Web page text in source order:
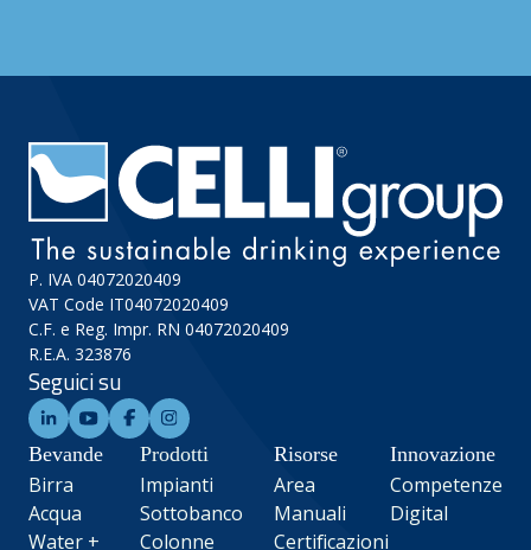
P. IVA 04072020409
VAT Code IT04072020409
C.F. e Reg. Impr. RN 04072020409
R.E.A. 323876
Seguici su
Bevande
Birra
Acqua
Water +
Prodotti
Impianti
Sottobanco
Colonne
Risorse
Area
Manuali
Certificazioni
Innovazione
Competenze
Digital